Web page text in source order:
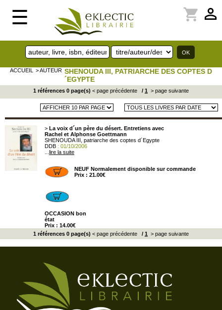
☰ perm_identity
shopping_cart
ACCUEIL > AUTEUR SHENOUDA III, PATRIARCHE DES COPTES D
´EGYPTE
1 références 0 page(s) < page précédente / 1 > page suivante
> La voix d´un père du désert. Entretiens avec
Rachel et Alphonse Goettmann
SHENOUDA III, patriarche des coptes d´Egypte
DDB : 01/10/2006
lire la suite
NEUF Normalement disponible sur commande
Prix : 21.00€
OCCASION bon
état
Prix : 14.00€
1 références 0 page(s) < page précédente / 1 > page suivante